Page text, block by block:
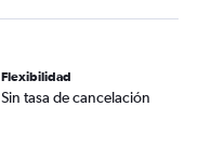
Flexibilidad
Sin tasa de cancelación